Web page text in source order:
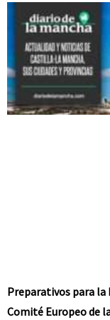
Preparativos para la
Comité Europeo de